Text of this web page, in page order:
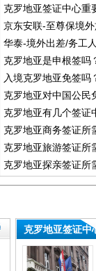
克罗地亚签证中心重
京东安联-至尊保境
华泰-境外出差/务工
克罗地亚是申根签吗
入境克罗地亚免签吗
克罗地亚对中国公民
克罗地亚有几个签证
克罗地亚商务签证所
克罗地亚旅游签证所
克罗地亚探亲签证所
克罗地亚签证中